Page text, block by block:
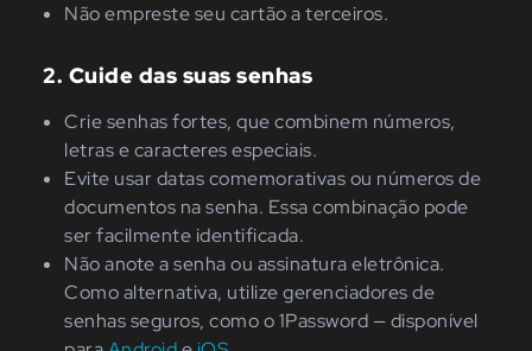
Não empreste seu cartão a terceiros.
2. Cuide das suas senhas
Crie senhas fortes, que combinem números,
letras e caracteres especiais.
Evite usar datas comemorativas ou números de
documentos na senha. Essa combinação pode
ser facilmente identificada.
Não anote a senha ou assinatura eletrônica.
Como alternativa, utilize gerenciadores de
senhas seguros, como o 1Password — disponível